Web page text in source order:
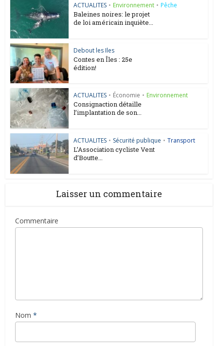
ACTUALITES • Environnement • Pêche
Baleines noires: le projet
de loi américain inquiète...
Debout les Iles
Contes en Îles : 25e
édition!
ACTUALITES • Économie • Environnement
Consignaction détaille
l’implantation de son...
ACTUALITES • Sécurité publique • Transport
L’Association cycliste Vent
d’Boutte...
Laisser un commentaire
Commentaire
Nom *